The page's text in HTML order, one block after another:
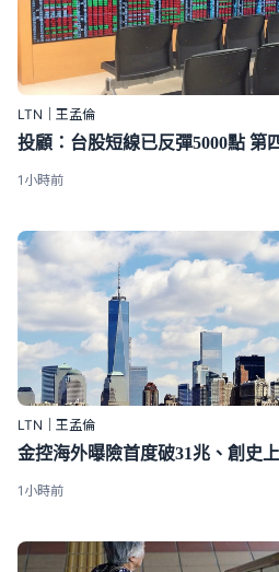
LTN｜王孟倫
投顧：台股短線已反彈5000點 第
1小時前
LTN｜王孟倫
金控海外曝險首度破31兆、創史
1小時前